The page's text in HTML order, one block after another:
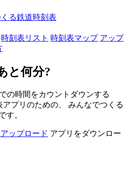
る鉄道時刻表
時刻表リスト 時刻表マップ アップ
と何分?
の時間をカウントダウンする
アプリのための、 みんなでつくる
す。
ップロード アプリをダウンロー